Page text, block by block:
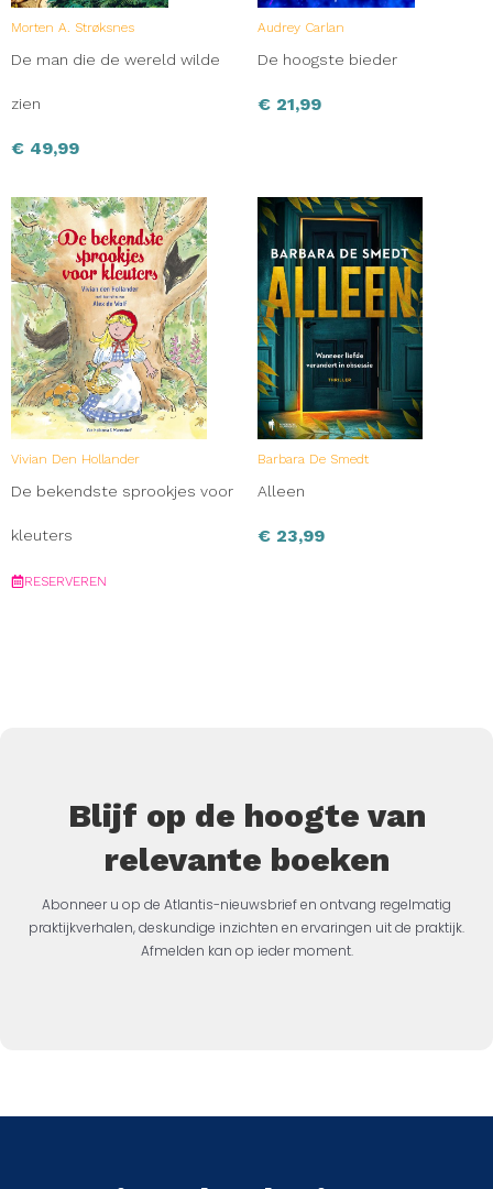
Morten A. Strøksnes
De man die de wereld wilde
zien
€ 49,99
Audrey Carlan
De hoogste bieder
€ 21,99
Vivian Den Hollander
De bekendste sprookjes voor
kleuters
RESERVEREN
Barbara De Smedt
Alleen
€ 23,99
Blijf op de hoogte van
relevante boeken
Abonneer u op de Atlantis-nieuwsbrief en ontvang regelmatig
praktijkverhalen, deskundige inzichten en ervaringen uit de praktijk.
Afmelden kan op ieder moment.